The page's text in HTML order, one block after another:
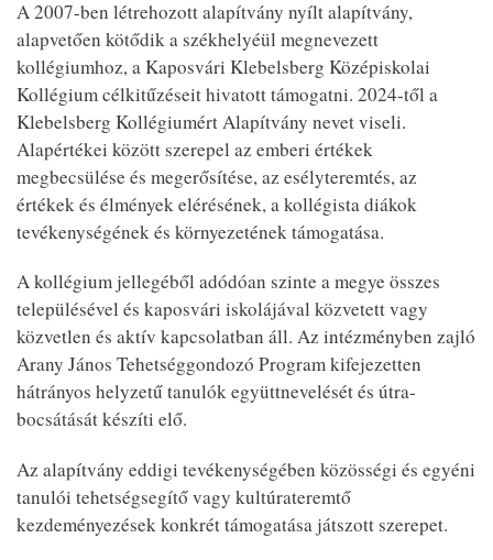
A 2007-ben létrehozott alapítvány nyílt alapítvány,
alapvetően kötődik a székhelyéül megnevezett
kollégiumhoz, a Kaposvári Klebelsberg Középiskolai
Kollégium célkitűzéseit hivatott támogatni. 2024-től a
Klebelsberg Kollégiumért Alapítvány nevet viseli.
Alapértékei között szerepel az emberi értékek
megbecsülése és megerősítése, az esélyteremtés, az
értékek és élmények elérésének, a kollégista diákok
tevékenységének és környezetének támogatása.
A kollégium jellegéből adódóan szinte a megye összes
településével és kaposvári iskolájával közvetett vagy
közvetlen és aktív kapcsolatban áll. Az intézményben zajló
Arany János Tehetséggondozó Program kifejezetten
hátrányos helyzetű tanulók együttnevelését és útra-
bocsátását készíti elő.
Az alapítvány eddigi tevékenységében közösségi és egyéni
tanulói tehetségsegítő vagy kultúrateremtő
kezdeményezések konkrét támogatása játszott szerepet.